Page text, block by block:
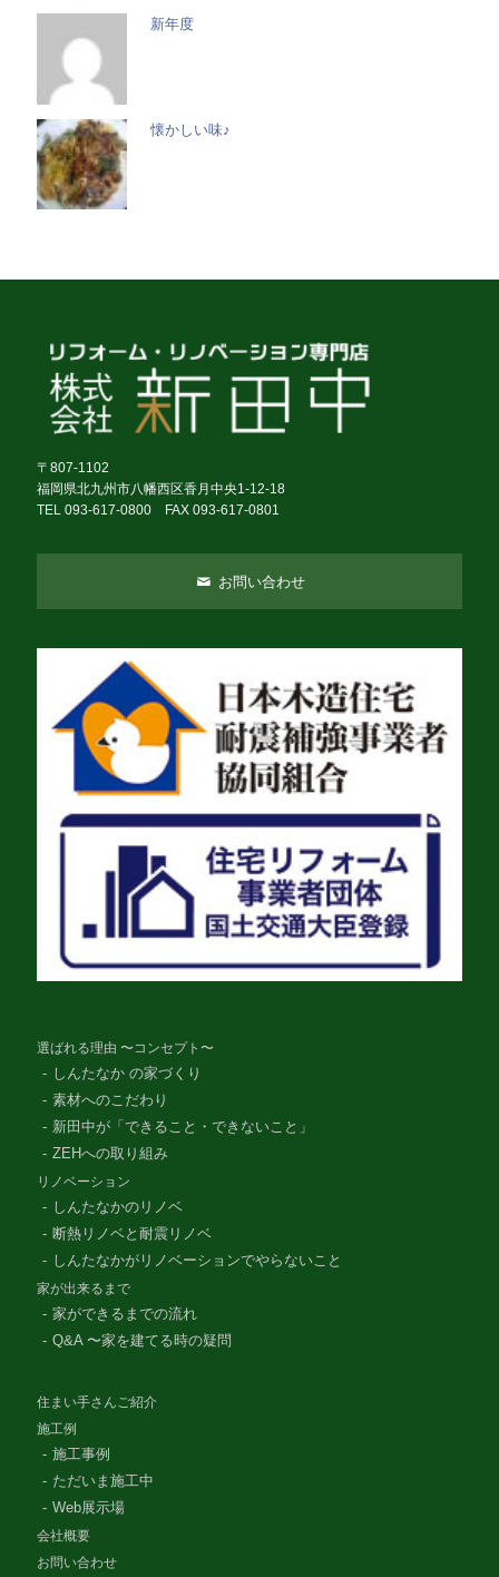
新年度
懐かしい味♪
〒807-1102
福岡県北九州市八幡西区香月中央1-12-18
TEL 093-617-0800 FAX 093-617-0801
お問い合わせ
選ばれる理由 〜コンセプト〜
しんたなか の家づくり
素材へのこだわり
新田中が「できること・できないこと」
ZEHへの取り組み
リノベーション
しんたなかのリノベ
断熱リノベと耐震リノベ
しんたなかがリノベーションでやらないこと
家が出来るまで
家ができるまでの流れ
Q&A 〜家を建てる時の疑問
住まい手さんご紹介
施工例
施工事例
ただいま施工中
Web展示場
会社概要
お問い合わせ